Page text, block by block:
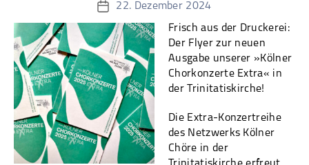
Veröffentlichungsdatum
22. Dezember 2024
Frisch aus der Druckerei:
Der Flyer zur neuen
Ausgabe unserer »Kölner
Chorkonzerte Extra« in
der Trinitatiskirche!
Die Extra-Konzertreihe
des Netzwerks Kölner
Chöre in der